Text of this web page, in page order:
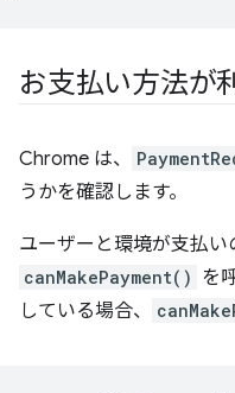
お支払い方法が
Chrome は、
うかを確認します。
ユーザーと環境が支払
canMakePayment() を
している場合、